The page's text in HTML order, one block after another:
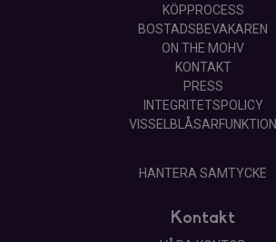
KÖPPROCESS
BOSTADSBEVAKAREN
ON THE MOHV
KONTAKT
PRESS
INTEGRITETSPOLICY
VISSELBLÅSARFUNKTION
HANTERA SAMTYCKE
Kontakt